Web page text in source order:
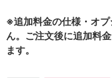
※追加料金の仕様・オ
ん。ご注文後に追加料
ます。